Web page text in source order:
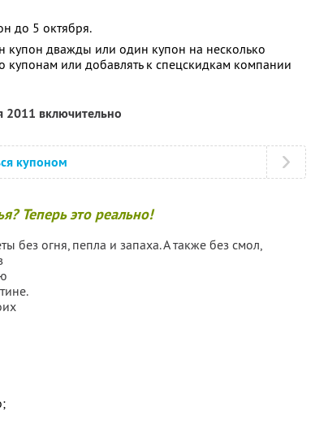
до 5 октября.
купон дважды или один купон на несколько
купонам или добавлять к спецскидкам компании
2011 включительно
купоном
Теперь это реально!
без огня, пепла и запаха. А также без смол,